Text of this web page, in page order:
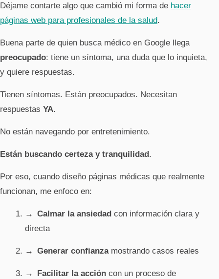
Déjame contarte algo que cambió mi forma de hacer
páginas web para profesionales de la salud.
Buena parte de quien busca médico en Google llega
preocupado: tiene un síntoma, una duda que lo inquieta,
y quiere respuestas.
Tienen síntomas. Están preocupados. Necesitan
respuestas YA.
No están navegando por entretenimiento.
Están buscando certeza y tranquilidad.
Por eso, cuando diseño páginas médicas que realmente
funcionan, me enfoco en:
Calmar la ansiedad con información clara y
directa
Generar confianzamostrando casos reales
Facilitar la acción con un proceso de